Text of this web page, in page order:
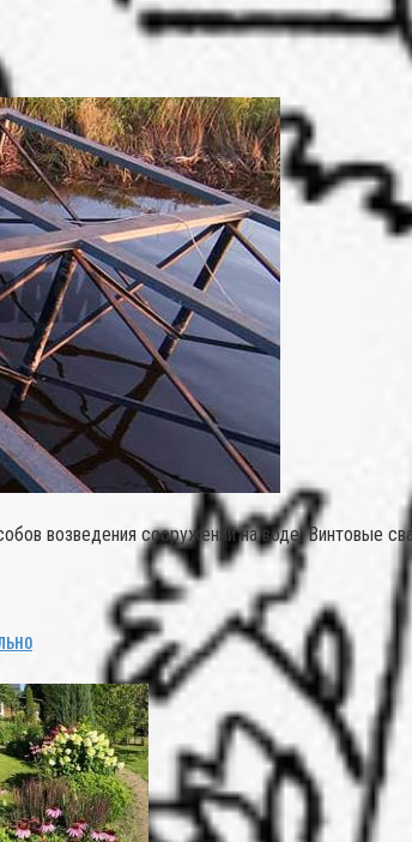
возведения сооружений на воде. Винтовые